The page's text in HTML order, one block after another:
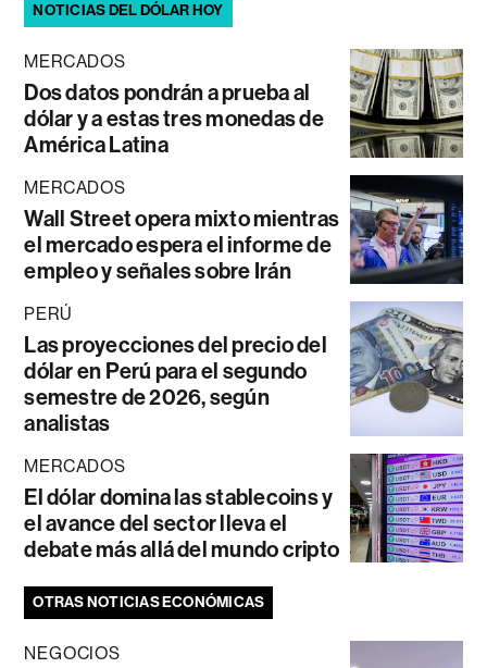
NOTICIAS DEL DÓLAR HOY
MERCADOS
Dos datos pondrán a prueba al
dólar y a estas tres monedas de
América Latina
MERCADOS
Wall Street opera mixto mientras
el mercado espera el informe de
empleo y señales sobre Irán
PERÚ
Las proyecciones del precio del
dólar en Perú para el segundo
semestre de 2026, según
analistas
MERCADOS
El dólar domina las stablecoins y
el avance del sector lleva el
debate más allá del mundo cripto
OTRAS NOTICIAS ECONÓMICAS
NEGOCIOS